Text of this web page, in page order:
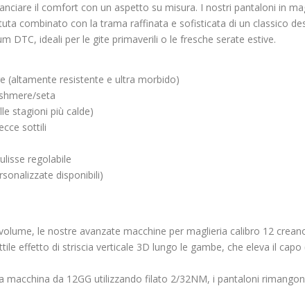
il comfort con un aspetto su misura. I nostri pantaloni in
combinato con la trama raffinata e sofisticata di un classico
DTC, ideali per le gite primaverili o le fresche serate estive.
(altamente resistente e ultra morbido)
seta
stagioni più calde)
sottili
regolabile
disponibili)
le nostre avanzate macchine per maglieria calibro 12
effetto di striscia verticale 3D lungo le gambe, che eleva il
macchina da 12GG utilizzando filato 2/32NM, i pantaloni